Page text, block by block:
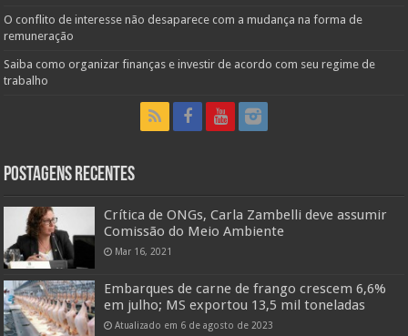
O conflito de interesse não desaparece com a mudança na forma de
remuneração
Saiba como organizar finanças e investir de acordo com seu regime de
trabalho
Postagens Recentes
Crítica de ONGs, Carla Zambelli deve assumir
Comissão do Meio Ambiente
Mar 16, 2021
Embarques de carne de frango crescem 6,6%
em julho; MS exportou 13,5 mil toneladas
Atualizado em 6 de agosto de 2023